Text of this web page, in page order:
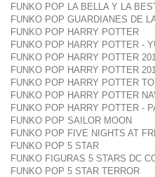
FUNKO POP LA BELLA Y LA
FUNKO POP GUARDIANES DE
FUNKO POP HARRY POTTER
FUNKO POP HARRY POTTER -
FUNKO POP HARRY POTTER
FUNKO POP HARRY POTTER
FUNKO POP HARRY POTTER
FUNKO POP HARRY POTTER
FUNKO POP HARRY POTTER -
FUNKO POP SAILOR MOON
FUNKO POP FIVE NIGHTS AT
FUNKO POP 5 STAR
FUNKO FIGURAS 5 STARS DC
FUNKO POP 5 STAR TERROR